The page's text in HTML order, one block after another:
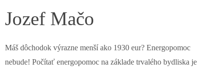
Jozef Mačo
Máš dôchodok výrazne menší ako 1930 eur? Energopomoc
nebude! Počítať energopomoc na základe trvalého bydliska je